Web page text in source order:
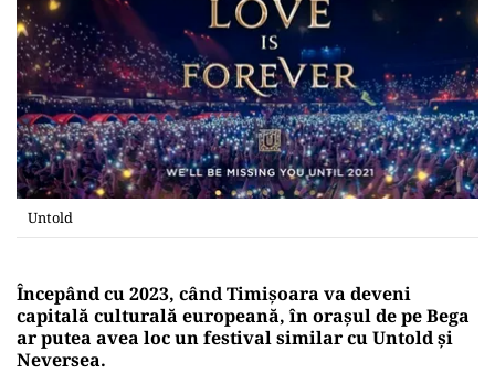
Untold
Începând cu 2023, când Timișoara va deveni
capitală culturală europeană, în orașul de pe Bega
ar putea avea loc un festival similar cu Untold și
Neversea.